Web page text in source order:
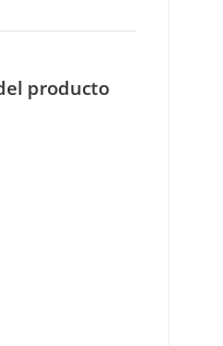
producto